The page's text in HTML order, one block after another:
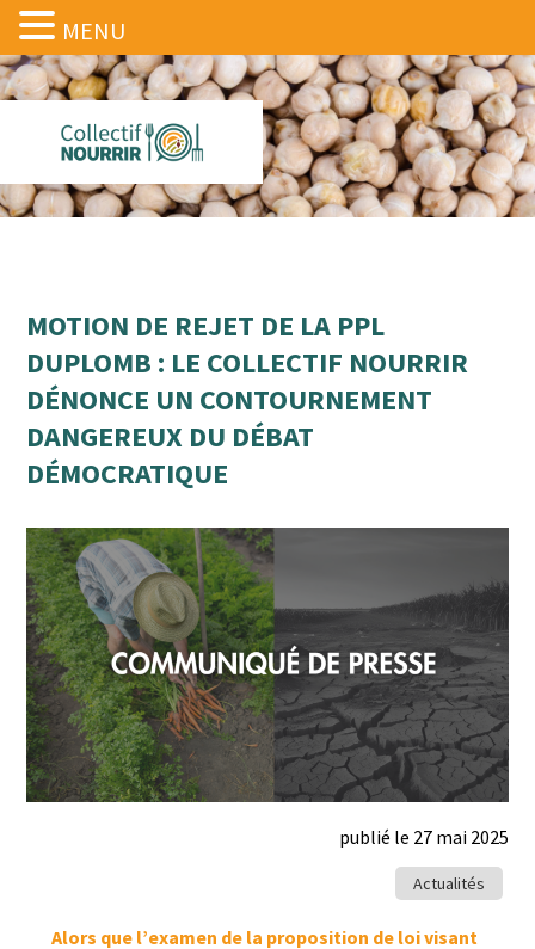
MOTION DE REJET DE LA PPL
DUPLOMB : LE COLLECTIF NOURRIR
DÉNONCE UN CONTOURNEMENT
DANGEREUX DU DÉBAT
DÉMOCRATIQUE
publié le 27 mai 2025
Actualités
Alors que l’examen de la propo­si­tion de loi visant
MENU